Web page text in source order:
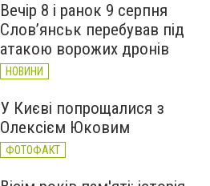
Вечір 8 і ранок 9 серпня
Слов’янськ перебував під
атакою ворожих дронів
НОВИНИ
У Києві попрощалися з
Олексієм Юковим
ФОТОФАКТ